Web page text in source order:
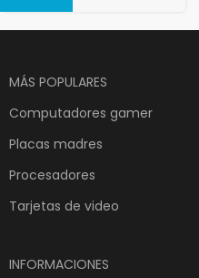
MÁS POPULARES
Computadores gamer
Placas madres
Procesadores
Tarjetas de video
INFORMACIONES